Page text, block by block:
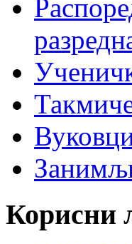
Корисни